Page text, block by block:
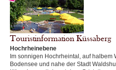
Touristinformation Küssaberg
Hochrheinebene
Im sonnigen Hochrheintal, auf halbem
Bodensee und nahe der Stadt